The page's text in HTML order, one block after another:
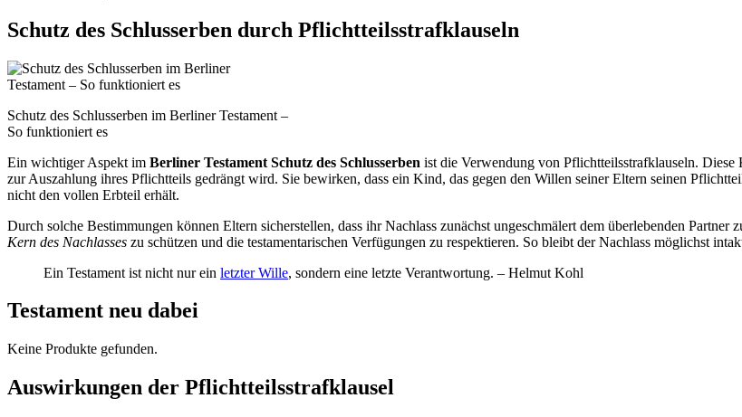
Schutz des Schlusserben durch Pflichtteilsstrafklauseln
Schutz des Schlusserben im Berliner Testament –
So funktioniert es
Ein wichtiger Aspekt im Berliner Testament Schutz des Schlusserben ist die Verwendung von Pflichtteilsstrafklauseln. Diese
zur Auszahlung ihres Pflichtteils gedrängt wird. Sie bewirken, dass ein Kind, das gegen den Willen seiner Eltern seinen
nicht den vollen Erbteil erhält.
Durch solche Bestimmungen können Eltern sicherstellen, dass ihr Nachlass zunächst ungeschmälert dem überlebenden
Kern des Nachlasses zu schützen und die testamentarischen Verfügungen zu respektieren. So bleibt der Nachlass möglichst
Ein Testament ist nicht nur ein letzter Wille, sondern eine letzte Verantwortung. – Helmut Kohl
Testament neu dabei
Keine Produkte gefunden.
Auswirkungen der Pflichtteilsstrafklausel